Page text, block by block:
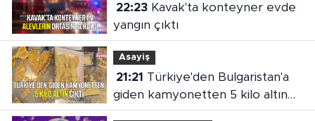
22:23Kavak'ta konteyner evde
yangın çıktı
Asayiş
21:21
giden kamyonetten 5 kilo altın
çıktı